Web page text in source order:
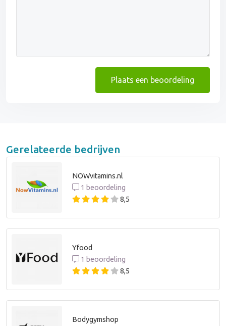
Plaats een beoordeling
Gerelateerde bedrijven
NOWvitamins.nl
1 beoordeling
8,5
Yfood
1 beoordeling
8,5
Bodygymshop